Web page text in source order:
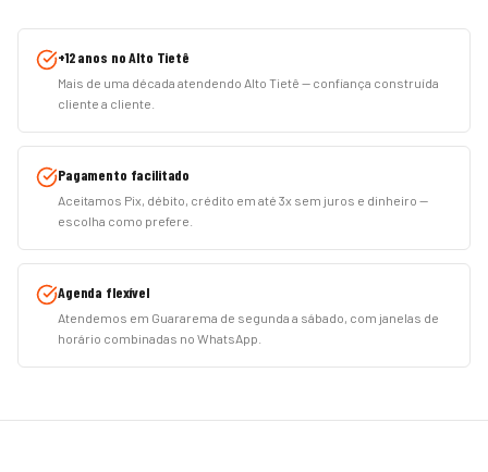
+12 anos no Alto Tietê
Mais de uma década atendendo Alto Tietê — confiança construída
cliente a cliente.
Pagamento facilitado
Aceitamos Pix, débito, crédito em até 3x sem juros e dinheiro —
escolha como prefere.
Agenda flexível
Atendemos em Guararema de segunda a sábado, com janelas de
horário combinadas no WhatsApp.